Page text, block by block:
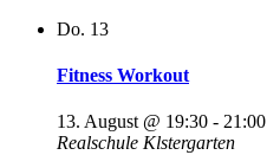
Do. 13
Fitness Workout
13. August @ 19:30 - 21:00
Realschule Klstergarten